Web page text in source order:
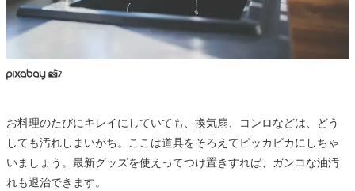
お料理のたびにキレイにしていても、換気扇、コンロなどは、どう
しても汚れしまいがち。ここは道具をそろえてピッカピカにしちゃ
いましょう。最新グッズを使えってつけ置きすれば、ガンコな油汚
れも退治できます。